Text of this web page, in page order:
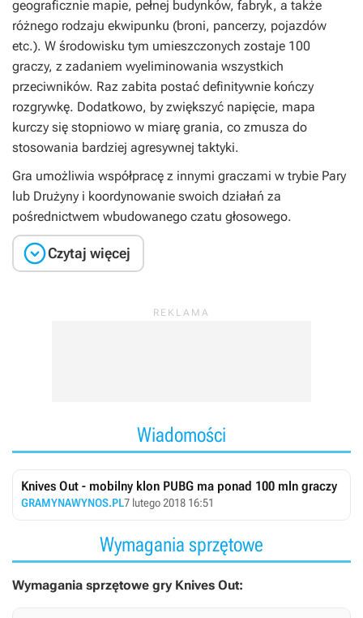
geograficznie mapie, pełnej budynków, fabryk, a także
różnego rodzaju ekwipunku (broni, pancerzy, pojazdów
etc.). W środowisku tym umieszczonych zostaje 100
graczy, z zadaniem wyeliminowania wszystkich
przeciwników. Raz zabita postać definitywnie kończy
rozgrywkę. Dodatkowo, by zwiększyć napięcie, mapa
kurczy się stopniowo w miarę grania, co zmusza do
stosowania bardziej agresywnej taktyki.
Gra umożliwia współpracę z innymi graczami w trybie Pary
lub Drużyny i koordynowanie swoich działań za
pośrednictwem wbudowanego czatu głosowego.
Czytaj więcej
Wiadomości
Knives Out - mobilny klon PUBG ma ponad 100 mln graczy
GRAMYNAWYNOS.PL7 lutego 2018 16:51
Wymagania sprzętowe
Wymagania sprzętowe gry Knives Out: